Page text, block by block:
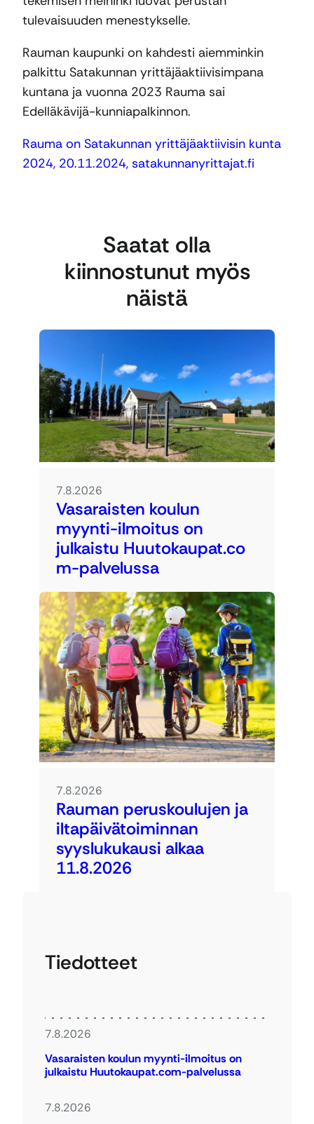
tulevaisuuden menestykselle.
Rauman kaupunki on kahdesti aiemminkin
palkittu Satakunnan yrittäjäaktiivisimpana
kuntana ja vuonna 2023 Rauma sai
Edelläkävijä-kunniapalkinnon.
Rauma on Satakunnan yrittäjäaktiivisin kunta
2024, 20.11.2024, satakunnanyrittajat.fi
Saatat olla
kiinnostunut myös
näistä
7.8.2026
Vasaraisten koulun
myynti-ilmoitus on
julkaistu Huutokaupat.co
m-palvelussa
7.8.2026
Rauman peruskoulujen ja
iltapäivätoiminnan
syyslukukausi alkaa
11.8.2026
Tiedotteet
7.8.2026
Vasaraisten koulun myynti-ilmoitus on
julkaistu Huutokaupat.com-palvelussa
7.8.2026